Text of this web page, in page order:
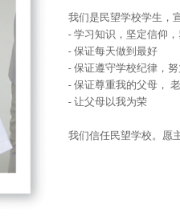
我们是民望学校学生，
- 学习知识，坚定信仰
- 保证每天做到最好
- 保证遵守学校纪律，
- 保证尊重我的父母，
- 让父母以我为荣
我们信任民望学校。愿